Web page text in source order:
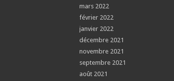
mars 2022
février 2022
janvier 2022
décembre 2021
novembre 2021
septembre 2021
août 2021